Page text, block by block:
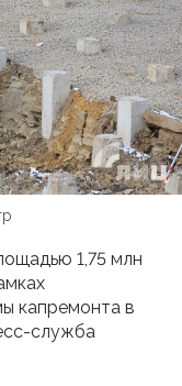
1,75 млн
капремонта в
служба